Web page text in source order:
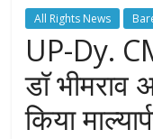
your
Rights
All Rights News
UP-Dy.
डॉ भीमराव
किया